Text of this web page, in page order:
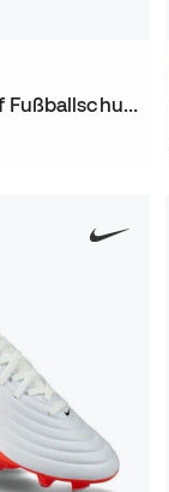
Tiempo Maestro Pro Turf Fußballschuhe